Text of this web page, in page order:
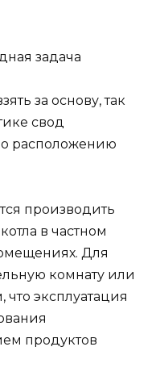
задача
за основу, так
свод
расположению
производить
в частном
Для
комнату или
что эксплуатация
продуктов